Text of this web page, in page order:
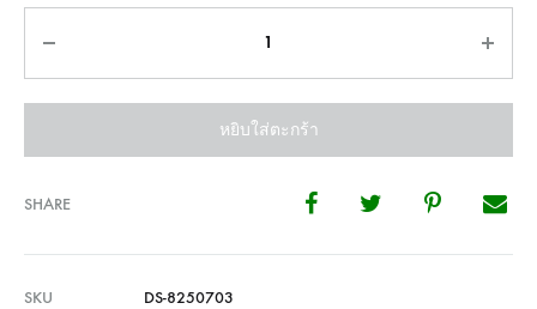
หยิบใส่ตะกร้า
SHARE
SKU
DS-8250703